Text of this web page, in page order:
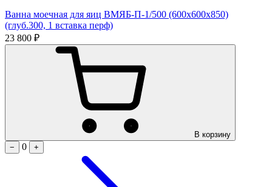
Ванна моечная для яиц ВМЯБ-П-1/500 (600х600х850)
(глуб.300, 1 вставка перф)
23 800 ₽
В корзину
−
0 +